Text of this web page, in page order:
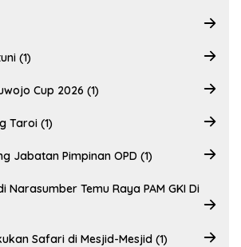
(1)
Cup 2026 (1)
Taroi (1)
Jabatan Pimpinan OPD (1)
Narasumber Temu Raya PAM GKI Di
Safari di Mesjid-Mesjid (1)